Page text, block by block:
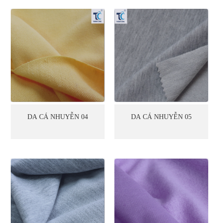
DA CÁ NHUYỄN 04 DA CÁ NHUYỄN 05